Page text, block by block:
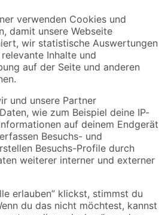
und Aktionen mehr verpassen!
Versandarten